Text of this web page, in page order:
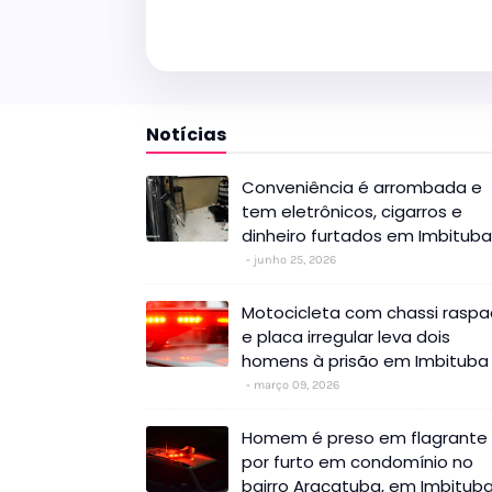
Notícias
Conveniência é arrombada e
tem eletrônicos, cigarros e
dinheiro furtados em Imbituba
junho 25, 2026
Motocicleta com chassi
e placa irregular leva dois
homens à prisão em Imbituba
março 09, 2026
Homem é preso em flagrante
por furto em condomínio no
bairro Araçatuba, em